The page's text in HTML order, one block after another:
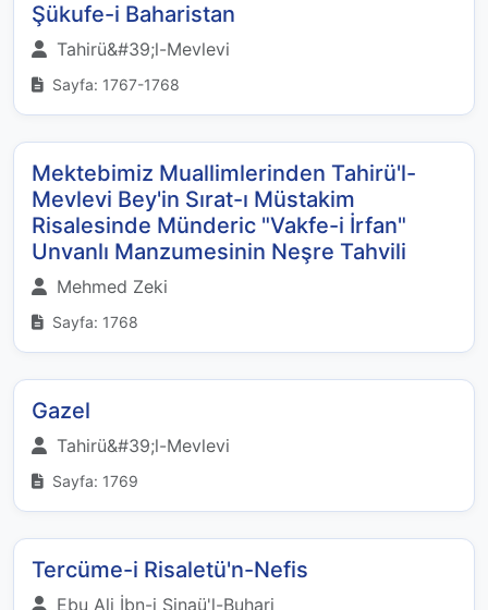
Şükufe-i Baharistan
Tahirü&#39;l-Mevlevi
Sayfa: 1767-1768
Mektebimiz Muallimlerinden Tahirü'l-
Mevlevi Bey'in Sırat-ı Müstakim
Risalesinde Münderic "Vakfe-i İrfan"
Unvanlı Manzumesinin Neşre Tahvili
Mehmed Zeki
Sayfa: 1768
Gazel
Tahirü&#39;l-Mevlevi
Sayfa: 1769
Tercüme-i Risaletü'n-Nefis
Ebu Ali İbn-i Sinaü'l-Buhari